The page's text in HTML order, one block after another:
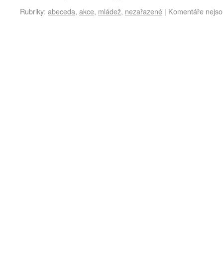
Rubriky: abeceda, akce, mládež, nezařazené | Komentáře